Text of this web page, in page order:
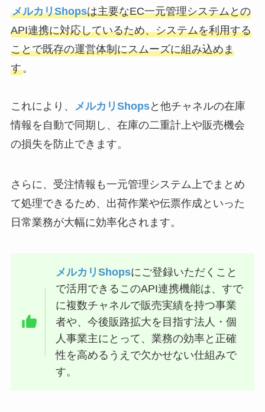
メルカリShopsは主要なEC一元管理システムとの
API連携に対応しているため、システムを利用する
ことで既存の運営体制にスムーズに組み込めま
す。
これにより、 メルカリShopsと他チャネルの在庫
情報を自動で同期し、在庫の二重計上や販売機会
の損失を防止できます。
さらに、受注情報も一元管理システム上でまとめ
て処理できるため、出荷作業や伝票作成といった
日常業務が大幅に効率化されます。
メルカリShopsにご登録いただくこと
で活用できるこのAPI連携機能は、すで
に複数チャネルで販売実績を持つ事業
者や、今後販路拡大を目指す法人・個
人事業主にとって、業務の効率と正確
性を高めるうえで欠かせない仕組みで
す。